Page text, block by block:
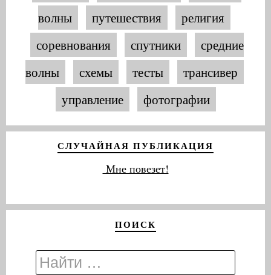
волны
путешествия
религия
соревнования
спутники
средние
волны
схемы тесты
трансивер
управление
фотографии
СЛУЧАЙНАЯ ПУБЛИКАЦИЯ
Мне повезет!
ПОИСК